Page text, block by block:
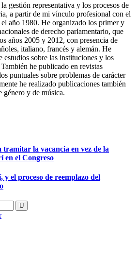
gestión representativa y los procesos de
a partir de mi vínculo profesional con el
año 1980. He organizado los primer y
de derecho parlamentario, que
años 2005 y 2012, con presencia de
italiano, francés y alemán. He
sobre las instituciones y los
he publicado en revistas
puntuales sobre problemas de carácter
he realizado publicaciones también
género y de música.
la vacancia en vez de la
en el Congreso
y el proceso de reemplazo del